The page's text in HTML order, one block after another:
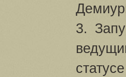
3.